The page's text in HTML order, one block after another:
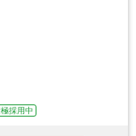
採用中